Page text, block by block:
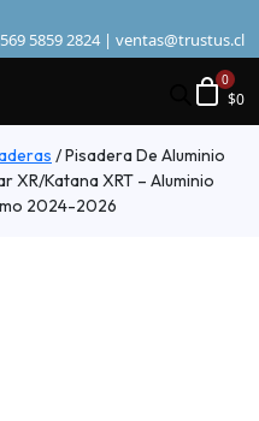
5859 2824 | ventas@trustus.cl
$0
/Pisadera De Aluminio
XR/Katana XRT – Aluminio
2024-2026